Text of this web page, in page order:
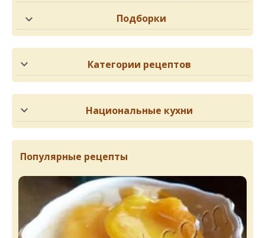
Подборки
Категории рецептов
Национальные кухни
Популярные рецепты